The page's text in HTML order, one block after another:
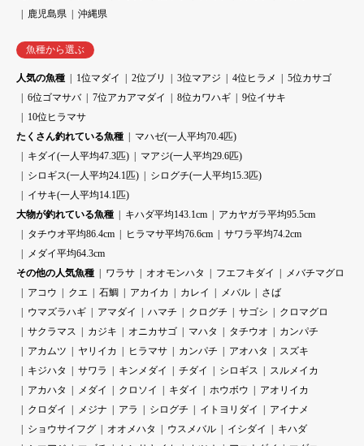
鹿児島県
沖縄県
魚種から選ぶ
人気の魚種 1位マダイ 2位ブリ 3位マアジ 4位ヒラメ
5位カサゴ
6位ゴマサバ
7位アカアマダイ 8位カワハギ
9位イサキ
10位ヒラマサ
たくさん釣れている魚種
マハゼ(一人平均70.4匹)
キダイ(一人平均47.3匹)
マアジ(一人平均29.6匹)
シロギス(一人平均24.1匹)
シログチ(一人平均15.3匹)
イサキ(一人平均14.1匹)
大物が釣れている魚種
キハダ平均143.1cm
アカヤガラ平均95.5cm
タチウオ平均86.4cm
ヒラマサ平均76.6cm
サワラ平均74.2cm
メダイ平均64.3cm
その他の人気魚種
ワラサ オオモンハタ フエフキダイ
メバチマグロ
アコウ
クエ 石鯛 アカイカ カレイ メバル
さば
ウマズラハギ
アマダイ ハマチ クログチ サゴシ
クロマグロ
サクラマス
カジキ オニカサゴ マハタ タチウオ
カンパチ
アカムツ
ヤリイカ ヒラマサ カンパチ アオハタ
スズキ
キジハタ
サワラ キンメダイ チダイ シロギス
スルメイカ
アカハタ
メダイ クロソイ キダイ ホウボウ
アオリイカ
クロダイ
メジナ アラ シログチ イトヨリダイ
アイナメ
ショウサイフグ
オオメハタ ウスメバル イシダイ
キハダ